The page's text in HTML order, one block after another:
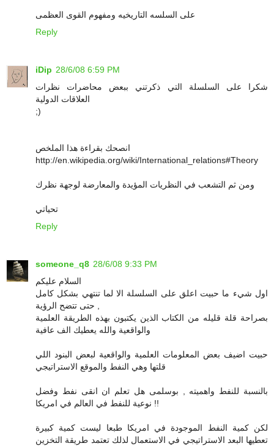
على السلسه التاريخيه ومفهوم القوى العظمى
Reply
iDip 28/6/08 6:59 PM
شكرا على السلسلة التي ذكرتني ببعض محاضرات نظرات
العلاقات الدولية
;)
انصحك بقراءة هذا الملخص
http://en.wikipedia.org/wiki/International_relations#Theory
ومن ثم التشعب في النظريات المؤيدة والمعارضة لوجهة نظرك
تحياتي
Reply
someone_q8 28/6/08 9:33 PM
السلام عليكم
اول شيء ما حبيت اعلق على السلسلة الا لما تنتهي بشكل كامل
بصراحة قلة قليله من الكتاب الذين يكتبون بهذه الطريقة العلمية
والواقعية والله يعطيك الف عافية
حبيت اضيف بعض المعلومات العلمية والواقعية لبعض البنود اللي
قلتها وهي النفط والموقع الاستراتيجي
بالنسبة للنفط واهميته , بوسلمى هل تعلم ان انقى نفط وفضل
نوعية للنفط في العالم في امريكا !!
لكن كمية النفط الموجودة في امريكا طبعا ليست كمية كبيرة
تعطيها البعد الاستراتيجي في الاستعمال لذلك تعتمد طريقة التخزين